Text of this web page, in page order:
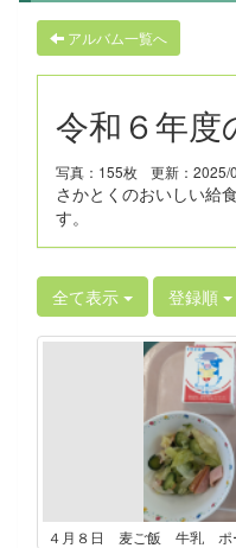
アルバム一覧へ
令和６年度
写真：155枚 更新：2025/
さかとくのおいしい給
す。
全て表示 登録順